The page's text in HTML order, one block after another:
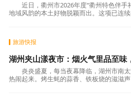
近日，衢州市2026年度“衢州特色伴手
地域风韵的本土好物脱颖而出。这项已连
旅游快报
湖州夹山漾夜市：烟火气里品至味
炎炎盛夏，每当夜幕降临，湖州市南太
热闹起来。烤生蚝的蒜香、铁板烧的滋滋